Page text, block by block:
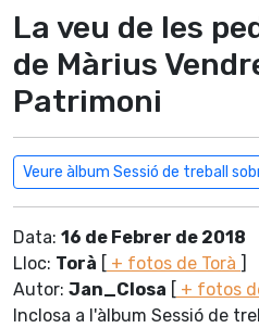
La veu de les
de Màrius
Patrimoni
Veure àlbum Sessió de treball
Data: 16 de Febrer de 2018
Lloc: Torà [ + fotos de Torà ]
Autor: Jan_Closa [ + fotos
Inclosa a l'àlbum Sessió de